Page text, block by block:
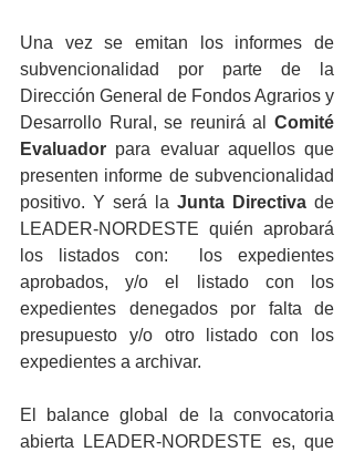
Una vez se emitan los informes de
subvencionalidad por parte de la
Dirección General de Fondos Agrarios y
Desarrollo Rural, se reunirá al Comité
Evaluador para evaluar aquellos que
presenten informe de subvencionalidad
positivo. Y será la Junta Directiva de
LEADER-NORDESTE quién aprobará
los listados con:  los expedientes
aprobados, y/o el listado con los
expedientes denegados por falta de
presupuesto y/o otro listado con los
expedientes a archivar.
El balance global de la convocatoria
abierta LEADER-NORDESTE es, que